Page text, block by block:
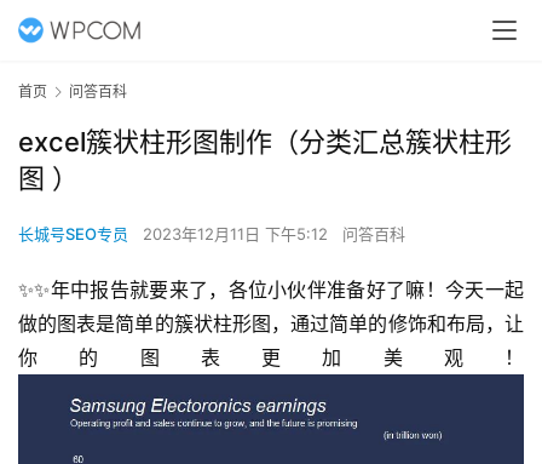
首页 问答百科
excel簇状柱形图制作（分类汇总簇状柱形
图 ）
长城号SEO专员 2023年12月11日 下午5:12 问答百科
✨✨年中报告就要来了，各位小伙伴准备好了嘛！今天一起
做的图表是简单的簇状柱形图，通过简单的修饰和布局，让
你的图表更加美观！